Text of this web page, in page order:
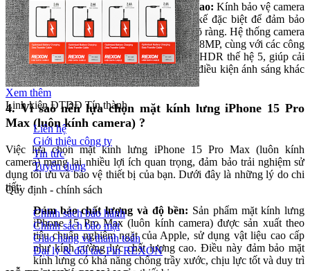
Tích hợp kính camera chất lượng cao: Kính bảo vệ camera
trên iPhone 15 Pro Max được thiết kế đặc biệt để đảm bảo
chất lượng ảnh chụp luôn sắc nét và rõ ràng. Hệ thống camera
của thiết bị bao gồm cảm biến chính 48MP, cùng với các công
nghệ như Photonic Engine và Smart HDR thế hệ 5, giúp cải
thiện khả năng chụp ảnh trong nhiều điều kiện ánh sáng khác
nhau.
4. Vì sao nên lựa chọn mặt kính lưng iPhone 15 Pro
Max (luôn kính camera) ?
Việc lựa chọn mặt kính lưng iPhone 15 Pro Max (luôn kính
camera) mang lại nhiều lợi ích quan trọng, đảm bảo trải nghiệm sử
dụng tối ưu và bảo vệ thiết bị của bạn. Dưới đây là những lý do chi
tiết:
Đảm bảo chất lượng và độ bền: Sản phẩm mặt kính lưng
iPhone 15 Pro Max (luôn kính camera) được sản xuất theo
tiêu chuẩn nghiêm ngặt của Apple, sử dụng vật liệu cao cấp
như kính cường lực chất lượng cao. Điều này đảm bảo mặt
kính lưng có khả năng chống trầy xước, chịu lực tốt và duy trì
Xem thêm
Linh kiện ĐTDĐ Tín thành
Liên hệ
Giới thiệu công ty
Tin tức
Tuyển dụng
Quy định - chính sách
Chính sách bảo hành
Chính sách bảo mật
Giao hàng và thanh toán
Đại lý & đối tác Pin REXON